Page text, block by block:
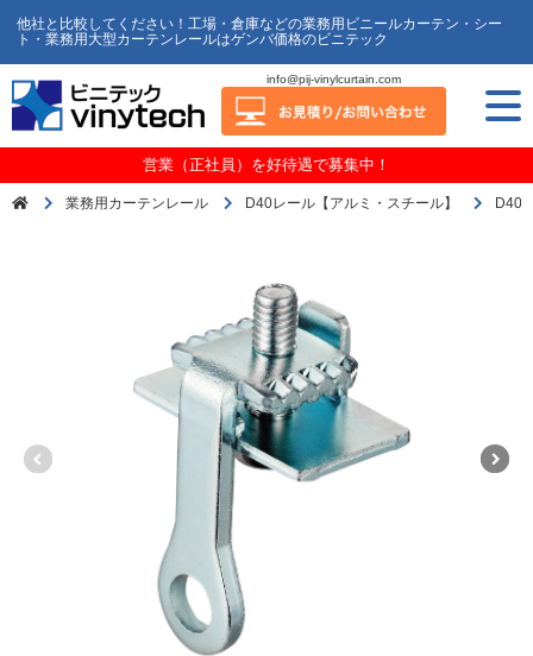
他社と比較してください！工場・倉庫などの業務用ビニールカーテン・シー
ト・業務用大型カーテンレールはゲンバ価格のビニテック
info@pij-vinylcurtain.com
営業（正社員）を好待遇で募集中！
業務用カーテンレール D40レール【アルミ・スチール】 D40